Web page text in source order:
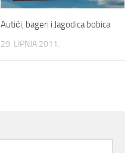
Autići, bageri i Jagodica bobica
29. LIPNJA 2011.